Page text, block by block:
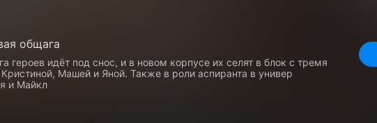
общага
героев идёт под снос, и в новом корпусе их селят в блок с тремя
Машей и Яной. Также в роли аспиранта в универ
и Майкл